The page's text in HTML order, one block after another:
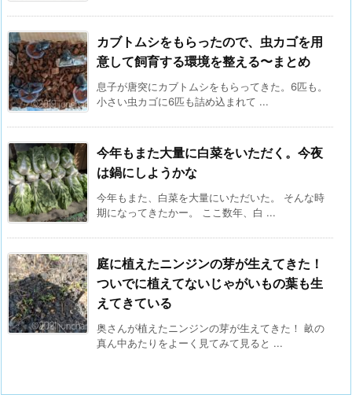
カブトムシをもらったので、虫カゴを用
意して飼育する環境を整える〜まとめ
息子が唐突にカブトムシをもらってきた。6匹も。
小さい虫カゴに6匹も詰め込まれて ...
今年もまた大量に白菜をいただく。今夜
は鍋にしようかな
今年もまた、白菜を大量にいただいた。 そんな時
期になってきたかー。 ここ数年、白 ...
庭に植えたニンジンの芽が生えてきた！
ついでに植えてないじゃがいもの葉も生
えてきている
奥さんが植えたニンジンの芽が生えてきた！ 畝の
真ん中あたりをよーく見てみて見ると ...